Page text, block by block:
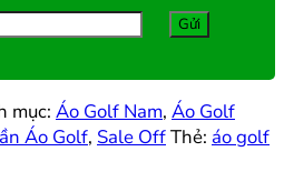
mục: Áo Golf Nam, Áo Golf
Áo Golf, Sale OffThẻ: áo golf